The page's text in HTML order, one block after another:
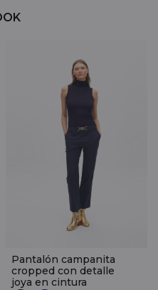
Pantalón campanita
cropped con detalle
joya en cintura